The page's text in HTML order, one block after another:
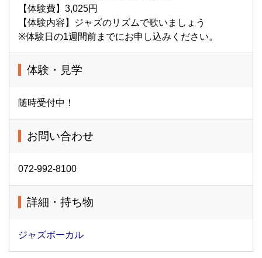
【体験費】3,025円
【体験内容】ジャズのリズムで歌いましょう
※体験日の1週間前までにお申し込みください。
体験・見学
随時受付中！
お問い合わせ
072-992-8100
詳細・持ち物
ジャズボーカル